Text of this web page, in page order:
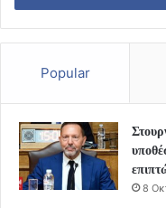
Popular
8